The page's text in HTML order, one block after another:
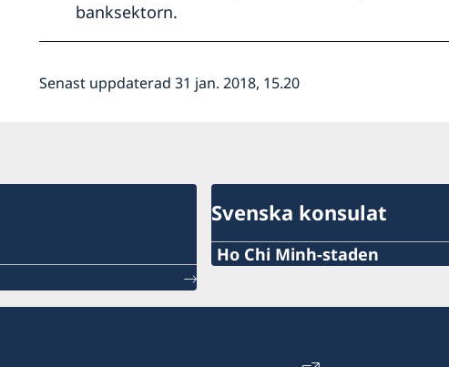
banksektorn.
Senast uppdaterad 31 jan. 2018, 15.20
Svenska konsulat
Ho Chi Minh-staden